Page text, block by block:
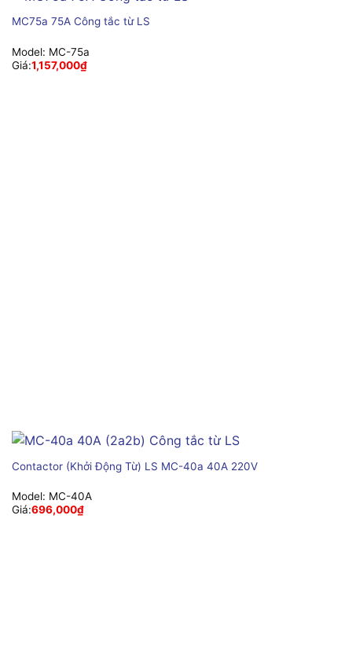
MC75a 75A Công tắc từ LS
Model: MC-75a
Giá:1,157,000₫
Contactor (Khởi Động Từ) LS MC-40a 40A 220V
Model: MC-40A
Giá:696,000₫